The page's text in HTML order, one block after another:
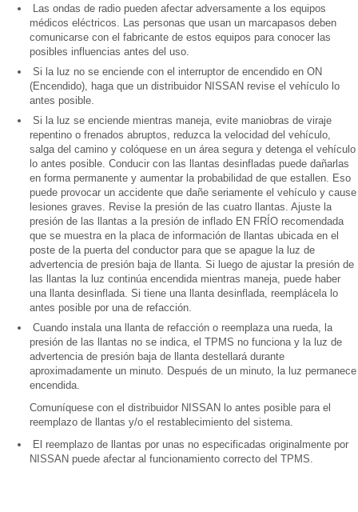
Las ondas de radio pueden afectar adversamente a los equipos
médicos eléctricos. Las personas que usan un marcapasos deben
comunicarse con el fabricante de estos equipos para conocer las
posibles influencias antes del uso.
Si la luz no se enciende con el interruptor de encendido en ON
(Encendido), haga que un distribuidor NISSAN revise el vehículo lo
antes posible.
Si la luz se enciende mientras maneja, evite maniobras de viraje
repentino o frenados abruptos, reduzca la velocidad del vehículo,
salga del camino y colóquese en un área segura y detenga el vehículo
lo antes posible. Conducir con las llantas desinfladas puede dañarlas
en forma permanente y aumentar la probabilidad de que estallen. Eso
puede provocar un accidente que dañe seriamente el vehículo y cause
lesiones graves. Revise la presión de las cuatro llantas. Ajuste la
presión de las llantas a la presión de inflado EN FRÍO recomendada
que se muestra en la placa de información de llantas ubicada en el
poste de la puerta del conductor para que se apague la luz de
advertencia de presión baja de llanta. Si luego de ajustar la presión de
las llantas la luz continúa encendida mientras maneja, puede haber
una llanta desinflada. Si tiene una llanta desinflada, reemplácela lo
antes posible por una de refacción.
Cuando instala una llanta de refacción o reemplaza una rueda, la
presión de las llantas no se indica, el TPMS no funciona y la luz de
advertencia de presión baja de llanta destellará durante
aproximadamente un minuto. Después de un minuto, la luz permanece
encendida.
Comuníquese con el distribuidor NISSAN lo antes posible para el
reemplazo de llantas y/o el restablecimiento del sistema.
El reemplazo de llantas por unas no especificadas originalmente por
NISSAN puede afectar al funcionamiento correcto del TPMS.